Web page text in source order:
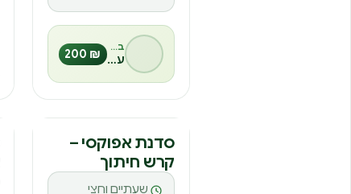
₪ 200
ס
סדנת אפוקסי –
קרש חיתוך
שעתיים וחצי